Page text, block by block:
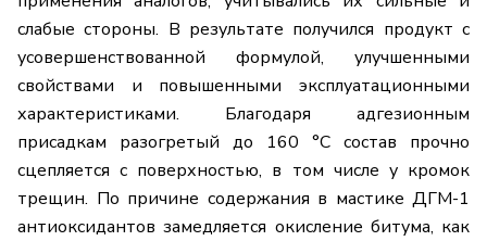
слабые стороны. В результате получился продукт с
усовершенствованной формулой, улучшенными
свойствами и повышенными эксплуатационными
характеристиками. Благодаря адгезионным
присадкам разогретый до 160 °C состав прочно
сцепляется с поверхностью, в том числе у кромок
трещин. По причине содержания в мастике ДГМ-1
антиоксидантов замедляется окисление битума, как